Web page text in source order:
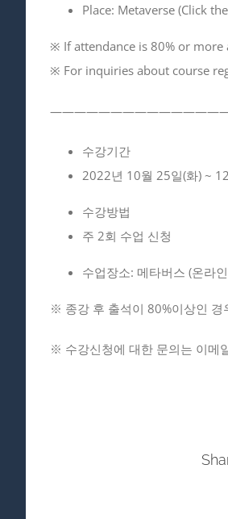
Place: Metaverse (Click
※ If attendance is 80% or
※ For inquiries about course
수강기간
2022년 10월 25일(화) ~
수강방법
주 2회 수업 신청
수업장소: 메타버스 (온라
※ 종강 후 출석이 80%이상인 경
※ 수강신청에 대한 문의는 이메